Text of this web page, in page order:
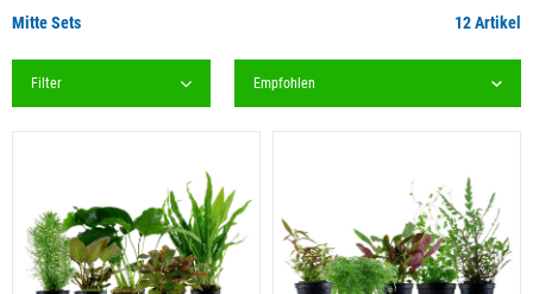
Mitte Sets 12 Artikel
Filter